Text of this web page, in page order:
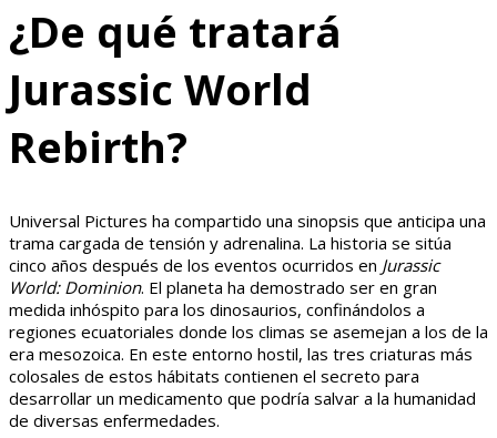
¿De qué tratará
Jurassic World
Rebirth?
Universal Pictures ha compartido una sinopsis que anticipa una
trama cargada de tensión y adrenalina. La historia se sitúa
cinco años después de los eventos ocurridos en Jurassic
World: Dominion. El planeta ha demostrado ser en gran
medida inhóspito para los dinosaurios, confinándolos a
regiones ecuatoriales donde los climas se asemejan a los de la
era mesozoica. En este entorno hostil, las tres criaturas más
colosales de estos hábitats contienen el secreto para
desarrollar un medicamento que podría salvar a la humanidad
de diversas enfermedades.